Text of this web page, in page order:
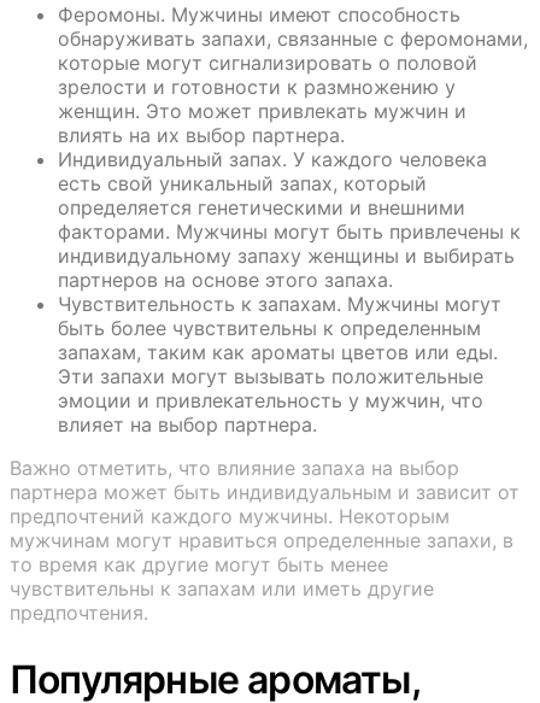
Феромоны. Мужчины имеют способность
обнаруживать запахи, связанные с феромонами,
которые могут сигнализировать о половой
зрелости и готовности к размножению у
женщин. Это может привлекать мужчин и
влиять на их выбор партнера.
Индивидуальный запах. У каждого человека
есть свой уникальный запах, который
определяется генетическими и внешними
факторами. Мужчины могут быть привлечены к
индивидуальному запаху женщины и выбирать
партнеров на основе этого запаха.
Чувствительность к запахам. Мужчины могут
быть более чувствительны к определенным
запахам, таким как ароматы цветов или еды.
Эти запахи могут вызывать положительные
эмоции и привлекательность у мужчин, что
влияет на выбор партнера.
Важно отметить, что влияние запаха на выбор
партнера может быть индивидуальным и зависит от
предпочтений каждого мужчины. Некоторым
мужчинам могут нравиться определенные запахи, в
то время как другие могут быть менее
чувствительны к запахам или иметь другие
предпочтения.
Популярные ароматы,